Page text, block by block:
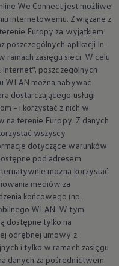
We Connect jest możliwe
internetowemu. Związane z
Europy za wyjątkiem
poszczególnych aplikacji In-
ramach zasięgu sieci. W celu
Internet”, poszczególnych
WLAN można nabywać
dostarczającego usługi
– i korzystać z nich w
na terenie Europy. Z danych
wszyscy
dotyczące warunków
pod adresem
można korzystać
mediów za
końcowego (np.
WLAN. W tym
dostępne tylko na
odrębnej umowy z
i tylko w ramach zasięgu
danych za pośrednictwem